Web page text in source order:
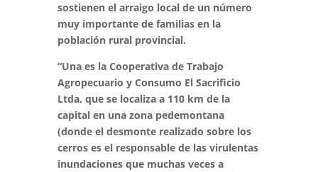
sostienen el arraigo local de un número
muy importante de familias en la
población rural provincial.
“Una es la Cooperativa de Trabajo
Agropecuario y Consumo El Sacrificio
Ltda. que se localiza a 110 km de la
capital en una zona pedemontana
(donde el desmonte realizado sobre los
cerros es el responsable de las virulentas
inundaciones que muchas veces a